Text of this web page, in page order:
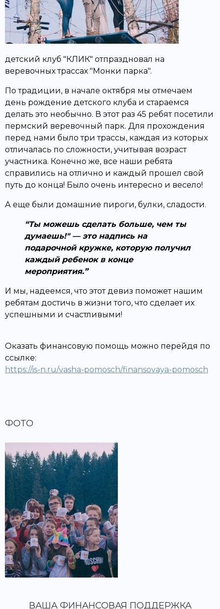
детский клуб "КЛИК" отпраздновал на
веревочных трассах "Монки парка".
По традиции, в начале октября мы отмечаем
день рождение детского клуба и стараемся
делать это необычно. В этот раз 45 ребят посетили
пермский веревочный парк. Для прохождения
перед нами было три трассы, каждая из которых
отличалась по сложности, учитывая возраст
участника. Конечно же, все наши ребята
справились на отлично и каждый прошел свой
путь до конца! Было очень интересно и весело!
А еще были домашние пироги, булки, сладости.
Ты можешь сделать больше, чем ты
думаешь!" — это надпись на
подарочной кружке, которую получил
каждый ребенок в конце
мероприятия.
И мы, надеемся, что этот девиз поможет нашим
ребятам достичь в жизни того, что сделает их
успешными и счастливыми!
Оказать финансовую помощь можно перейдя по
ссылке:
https://is-n.ru/vasha-pomosch/finansovaya-pomosch
ФОТО
ВАША ФИНАНСОВАЯ ПОДДЕРЖКА